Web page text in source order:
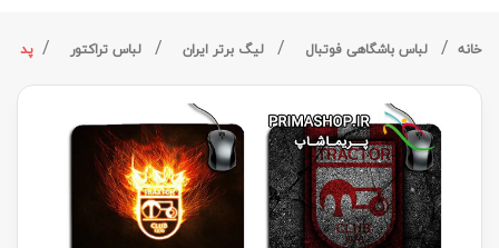
خانه لباس باشگاهی فوتبال لیگ برتر ایران لباس تراکتور پد